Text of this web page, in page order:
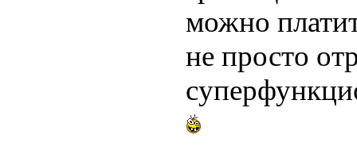
можно
не просто